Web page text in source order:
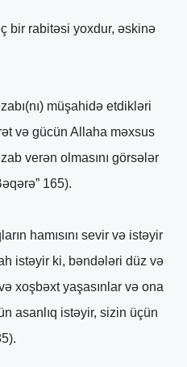
bir rabitəsi yoxdur, əskinə
müşahidə etdikləri
və gücün Allaha məxsus
verən olmasını görsələr
165).
hamısını sevir və istəyir
istəyir ki, bəndələri düz və
xoşbəxt yaşasınlar və ona
asanlıq istəyir, sizin üçün